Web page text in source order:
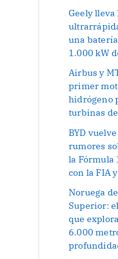
Geely lleva
una
1.000 kW
Airbus y
primer
hidrógeno
turbinas
BYD
rumores
la Fórmula
con la FIA
Noruega
Superior:
que
6.000